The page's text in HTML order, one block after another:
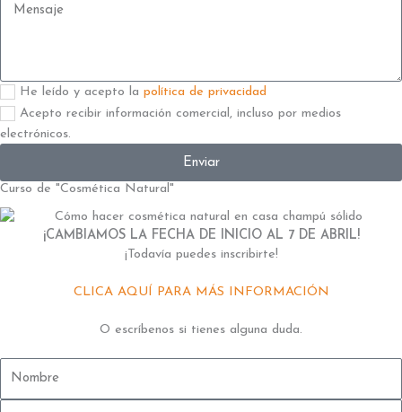
Mensaje
Aceptación
2
He leído y acepto la política de privacidad
Aceptación
Acepto recibir información comercial, incluso por medios
electrónicos.
Enviar
Curso de "Cosmética Natural"
¡CAMBIAMOS LA FECHA DE INICIO AL 7 DE ABRIL!
¡Todavía puedes inscribirte!
CLICA AQUÍ PARA MÁS INFORMACIÓN
O escríbenos si tienes alguna duda.